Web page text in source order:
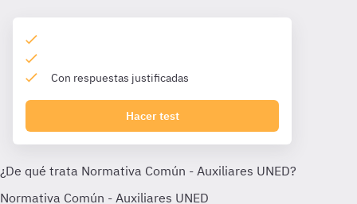
Con respuestas justificadas
Hacer test